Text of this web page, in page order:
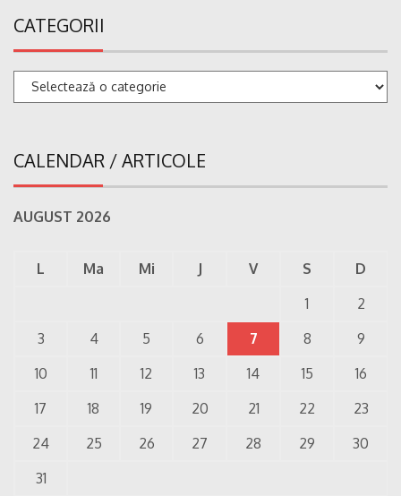
CATEGORII
Categorii
CALENDAR / ARTICOLE
AUGUST 2026
L Ma Mi J V S
D
1
2
3
4 5 6 7 8
9
10
11 12 13 14 15
16
17
18 19 20 21 22
23
24
25 26 27 28 29
30
31